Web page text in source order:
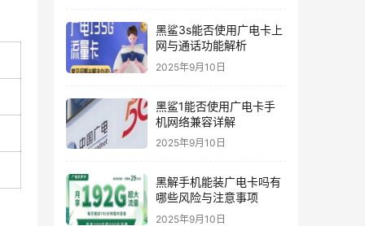
黑鲨3s能否使用广电卡上
网与通话功能解析
2025年9月10日
黑鲨1能否使用广电卡手
机网络兼容详解
2025年9月10日
黑解手机能装广电卡吗有
哪些风险与注意事项
2025年9月10日